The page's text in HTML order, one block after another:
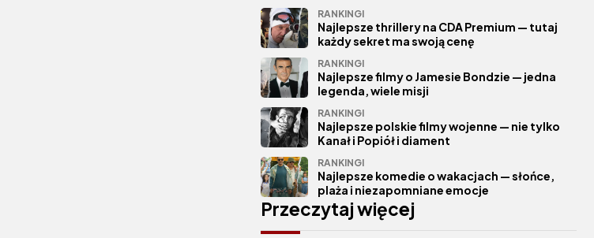
RANKINGI
Najlepsze thrillery na CDA Premium — tutaj
każdy sekret ma swoją cenę
RANKINGI
Najlepsze filmy o Jamesie Bondzie — jedna
legenda, wiele misji
RANKINGI
Najlepsze polskie filmy wojenne — nie tylko
Kanał i Popiół i diament
RANKINGI
Najlepsze komedie o wakacjach — słońce,
plaża i niezapomniane emocje
Przeczytaj więcej